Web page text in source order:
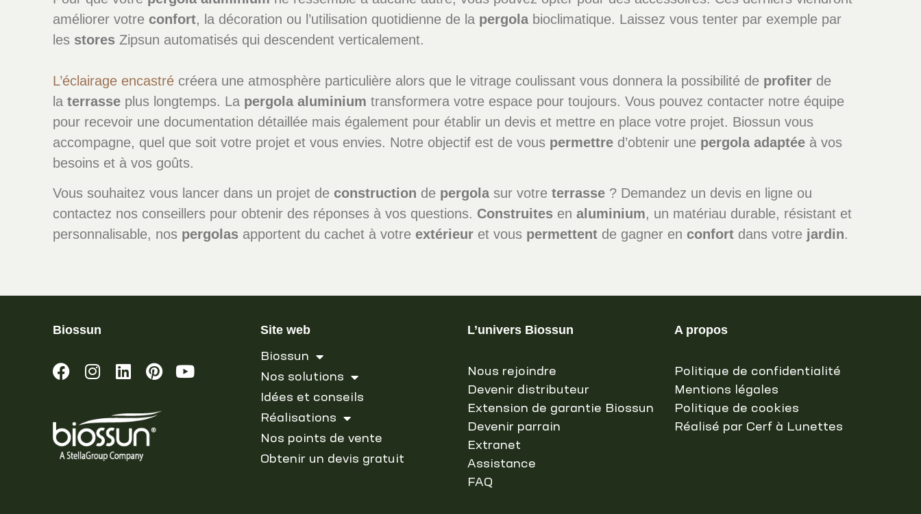
améliorer votreconfort, la décoration ou l’utilisation quotidienne de la pergolabioclimatique. Laissez vous tenter par exemple par
les stores Zipsun automatisés qui descendent verticalement.
L’éclairage encastré créera une atmosphère particulière alors que le vitrage coulissant vous donnera la possibilité de profiter de
laterrasse plus longtemps. La pergola aluminium transformera votre espace pour toujours. Vous pouvez contacter notre équipe
pour recevoir une documentation détaillée mais également pour établir un devis et mettre en place votre projet. Biossun vous
accompagne, quel que soit votre projet et vous envies. Notre objectif est de vous permettre d’obtenir une pergola adaptée à vos
besoins et à vos goûts.
Vous souhaitez vous lancer dans un projet deconstruction de pergolasur votreterrasse ? Demandez un devis en ligne ou
contactez nos conseillers pour obtenir des réponses à vos questions. Construites enaluminium, un matériau durable, résistant et
personnalisable, nos pergolas apportent du cachet à votreextérieur et vous permettent de gagner enconfort dans votre jardin.
Biossun Site web
Biossun
Nos solutions
Idées et conseils
Réalisations
Nos points de vente
Obtenir un devis gratuit
L’univers Biossun
Nous rejoindre
Devenir distributeur
Extension de garantie Biossun
Devenir parrain
Extranet
Assistance
FAQ
A propos
Politique de confidentialité
Mentions légales
Politique de cookies
Réalisé par Cerf à Lunettes